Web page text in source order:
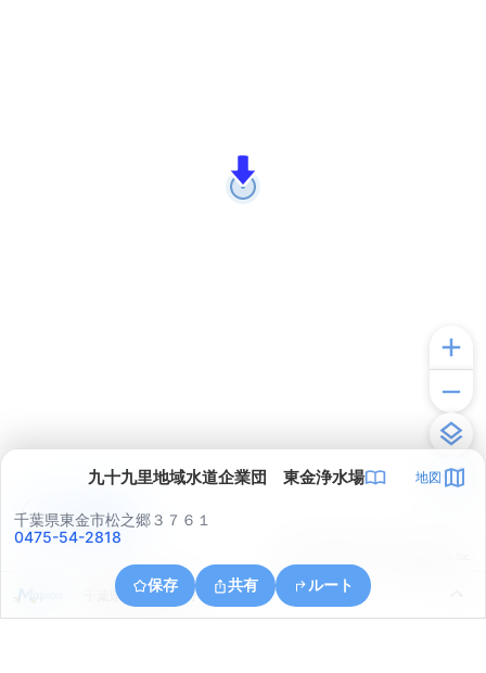
九十九里地域水道企業団 東金浄水場 地図
千葉県東金市松之郷３７６１
0475-54-2818
保存 共有 ルート
千葉県東金市家之子
アプリで見る